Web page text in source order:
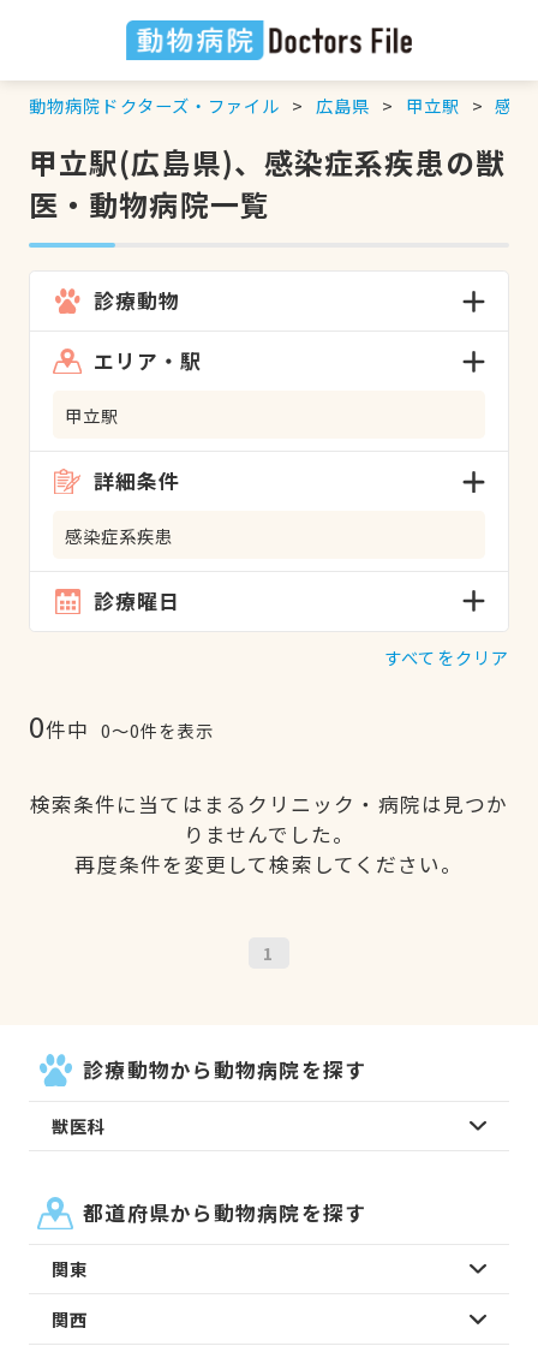
動物病院ドクターズ・ファイル 広島県 甲立駅 感染
甲立駅(広島県)、感染症系疾患の獣
医・動物病院一覧
診療動物
エリア・駅
甲立駅
詳細条件
感染症系疾患
診療曜日
すべてをクリア
0件中 0〜0件を表示
検索条件に当てはまるクリニック・病院は見つか
りませんでした。
再度条件を変更して検索してください。
1
診療動物から動物病院を探す
獣医科
都道府県から動物病院を探す
関東
関西